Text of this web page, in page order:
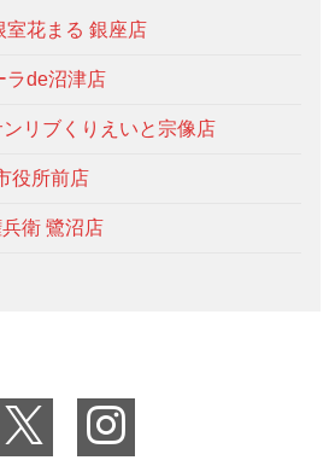
室花まる 銀座店
ラde沼津店
ンリブくりえいと宗像店
役所前店
兵衛 鷺沼店